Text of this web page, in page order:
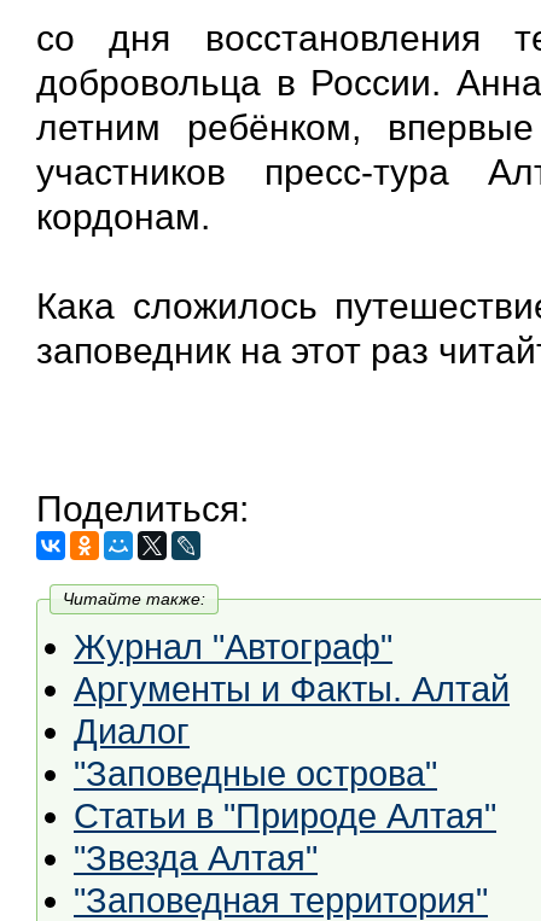
со дня восстановления
добровольца в России.
летним ребёнком,
участников пресс-тура
кордонам.
Кака сложилось
заповедник на этот раз
Поделиться:
Читайте также:
Журнал "Автограф"
Аргументы и Факты. Алтай
Диалог
"Заповедные острова"
Статьи в "Природе Алтая"
"Звезда Алтая"
"Заповедная территория"